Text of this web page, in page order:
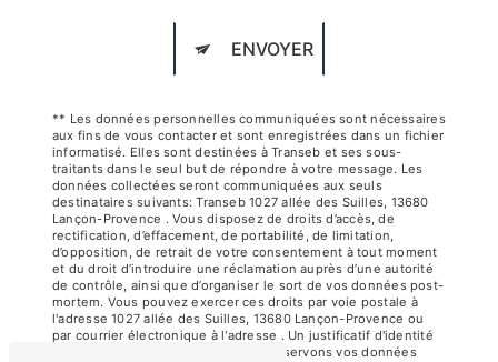
ENVOYER
** Les données personnelles communiquées sont nécessaires
aux fins de vous contacter et sont enregistrées dans un fichier
informatisé. Elles sont destinées à Transeb et ses sous-
traitants dans le seul but de répondre à votre message. Les
données collectées seront communiquées aux seuls
destinataires suivants: Transeb 1027 allée des Suilles, 13680
Lançon-Provence . Vous disposez de droits d’accès, de
rectification, d’effacement, de portabilité, de limitation,
d’opposition, de retrait de votre consentement à tout moment
et du droit d’introduire une réclamation auprès d’une autorité
de contrôle, ainsi que d’organiser le sort de vos données post-
mortem. Vous pouvez exercer ces droits par voie postale à
l'adresse 1027 allée des Suilles, 13680 Lançon-Provence ou
par courrier électronique à l'adresse . Un justificatif d'identité
pourra vous être demandé. Nous conservons vos données